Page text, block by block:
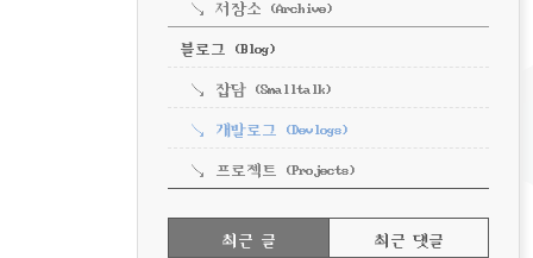
저장소 (Archive)
블로그 (Blog)
잡담 (Smalltalk)
개발로그 (Devlogs)
프로젝트 (Projects)
최근 글 최근 댓글